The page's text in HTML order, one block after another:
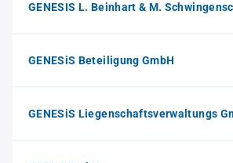
GENESIS L. Beinhart & M.
GENESiS Beteiligung GmbH
GENESiS Liegenschaftsverwaltungs